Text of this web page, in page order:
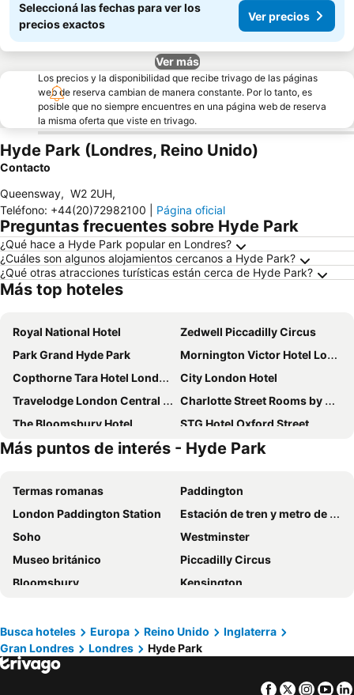
Seleccioná las fechas para ver los
precios exactos
Ver precios
Ver más
Los precios y la disponibilidad que recibe trivago de las páginas
web de reserva cambian de manera constante. Por lo tanto, es
posible que no siempre encuentres en una página web de reserva
la misma oferta que viste en trivago.
Hyde Park (Londres, Reino Unido)
Contacto
Queensway, W2 2UH,
Teléfono: +44(20)72982100 Página oficial
Preguntas frecuentes sobre Hyde Park
¿Qué hace a Hyde Park popular en Londres?
¿Cuáles son algunos alojamientos cercanos a Hyde Park?
¿Qué otras atracciones turísticas están cerca de Hyde Park?
Más top hoteles
Royal National Hotel
Zedwell Piccadilly Circus
Park Grand Hyde Park
Mornington Victor Hotel London Belgravia
Copthorne Tara Hotel London Kensington
City London Hotel
Travelodge London Central City Road
Charlotte Street Rooms by News Hotel
The Bloomsbury Hotel
STG Hotel Oxford Street
Moxy London Piccadilly Circus
Alhambra Hotel
Grand Royale Hyde Park
Holiday Inn Express London - Greenwich By Ihg
Premier Inn London Waterloo - York Road
Normandie Hotel
ibis budget London Whitechapel - Brick Lane
Park Avenue Bayswater Inn Hyde Park
Kip Hotel
Marlin Waterloo
Thistle Trafalgar - Leicester Square
Cromwell International Hotel
Strand Palace
Hilton London Metropole
Kings Cross Inn Hotel
Holiday Inn Express London - Ealing By Ihg
Mimi's Hotel Soho
Más puntos de interés - Hyde Park
Termas romanas
Paddington
London Paddington Station
Estación de tren y metro de Victoria
Soho
Westminster
Museo británico
Piccadilly Circus
Bloomsbury
Kensington
The Wars of the Roses at Tower of London
Torre del Reloj - Big Ben
St Pancras Station
Hyde Park
Marylebone Metro Station
Busca hoteles Europa Reino Unido
Inglaterra
Gran Londres
Londres Hyde Park
Facebook
Twitter